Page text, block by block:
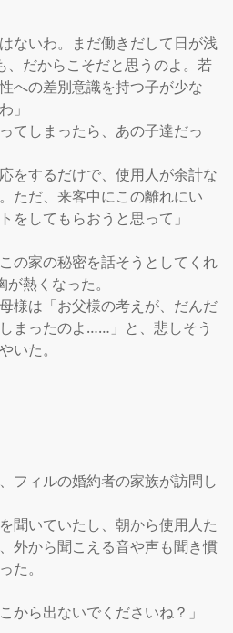
ないわ。まだ働きだして日が浅
だからこそだと思うのよ。若
への差別意識を持つ子が少な
」
てしまったら、あの子達だっ
をするだけで、使用人が余計な
ただ、来客中にこの離れにい
をしてもらおうと思って」
の家の秘密を話そうとしてくれ
熱くなった。
様は「お父様の考えが、だんだ
まったのよ……」と、悲しそう
いた。
フィルの婚約者の家族が訪問し
聞いていたし、朝から使用人た
外から聞こえる音や声も聞き慣
た。
から出ないでくださいね？」